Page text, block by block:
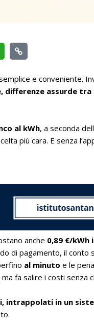
e conveniente.
differenze assurde
al kWh, a seconda
più cara. E senza
anche 0,89 €/
di pagamento, il conto
al minuto e le
fa salire i costi senza
intrappolati in un